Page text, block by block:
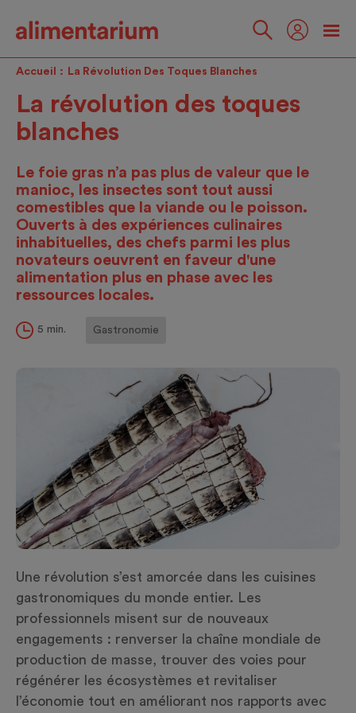
content
Suivez-
nous
Accueil La Révolution Des Toques Blanches
La révolution des toques
blanches
Le foie gras n’a pas plus de valeur que le
manioc, les insectes sont tout aussi
comestibles que la viande ou le poisson.
Ouverts à des expériences culinaires
inhabituelles, des chefs parmi les plus
novateurs oeuvrent en faveur d'une
alimentation plus en phase avec les
ressources locales.
5 min. Gastronomie
Une révolution s’est amorcée dans les cuisines
gastronomiques du monde entier. Les
professionnels misent sur de nouveaux
engagements : renverser la chaîne mondiale de
production de masse, trouver des voies pour
régénérer les écosystèmes et revitaliser
l’économie tout en améliorant nos rapports avec